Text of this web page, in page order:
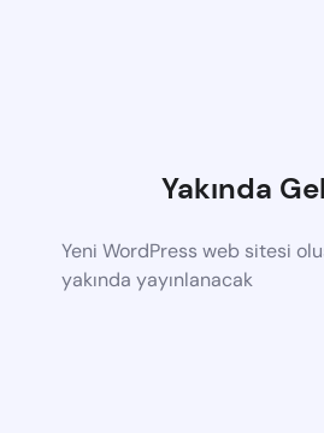
Yakında
Yeni WordPress web sitesi
yakında yayınlanacak